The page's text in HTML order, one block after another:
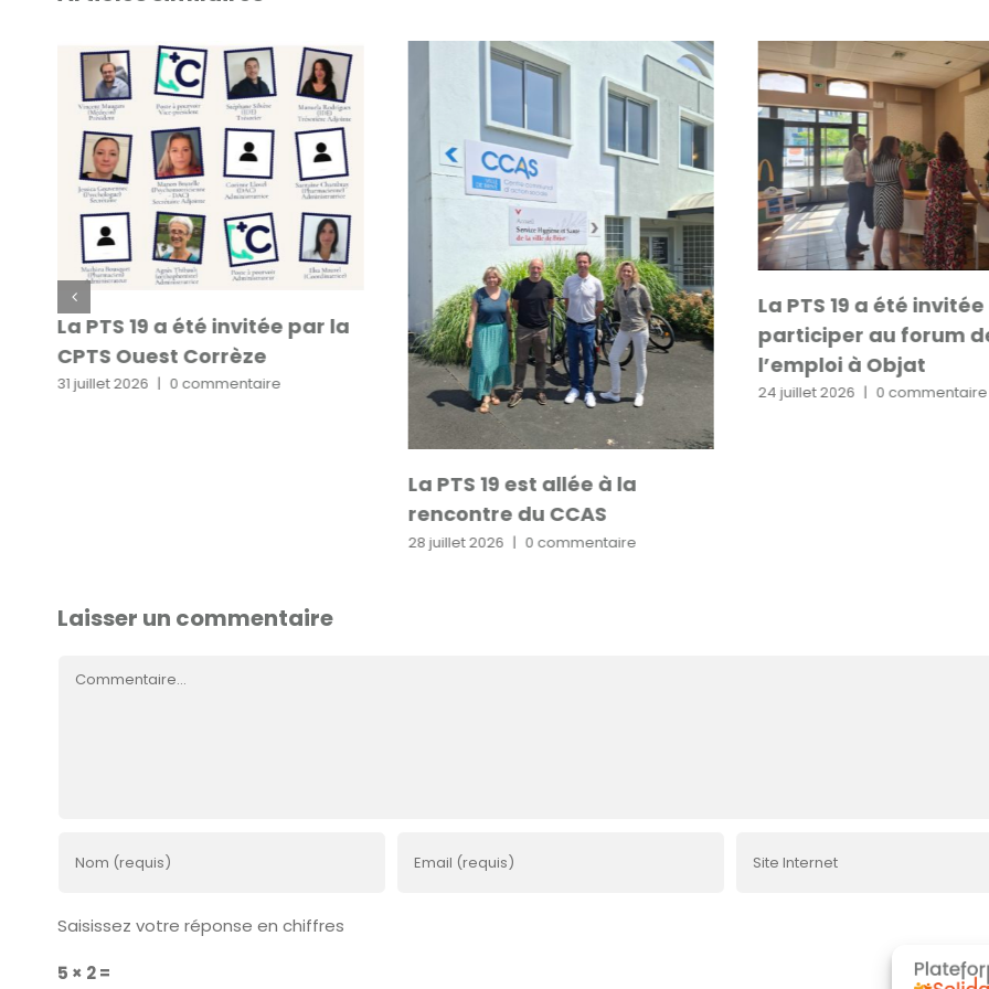
La PTS 19 a été invitée par la
CPTS Ouest Corrèze
31 juillet 2026 | 0 commentaire
La PTS 19 est allée à la
rencontre du CCAS
28 juillet 2026 | 0 commentaire
La PTS 19 a été invitée
participer au forum
l’emploi à Objat
24 juillet 2026 | 0 commentaire
Laisser un commentaire
Commentaire
Saisissez votre réponse en chiffres
5 × 2 =